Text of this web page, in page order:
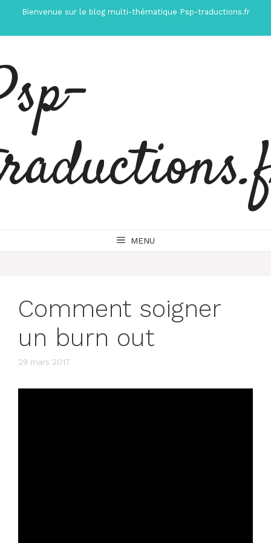
contenu
Bienvenue sur le blog multi-thématique Psp-traductions.fr
MENU
Comment soigner
un burn out
29 mars 2017